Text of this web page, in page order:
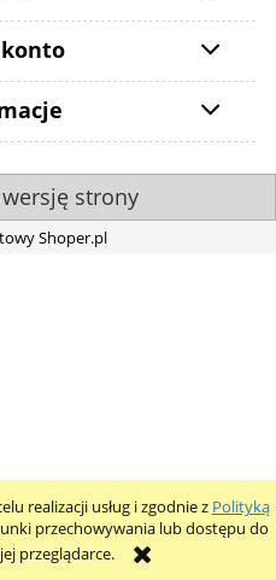
realizacji usług i zgodnie z Polityką
przechowywania lub dostępu do
przeglądarce.
wersję strony
Shoper.pl